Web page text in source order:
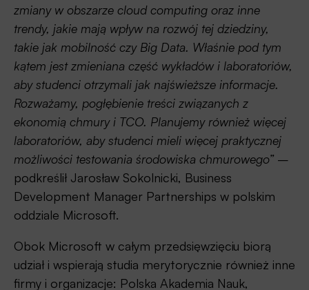
zmiany w obszarze cloud computing oraz inne
trendy, jakie mają wpływ na rozwój tej dziedziny,
takie jak mobilność czy Big Data. Właśnie pod tym
kątem jest zmieniana część wykładów i laboratoriów,
aby studenci otrzymali jak najświeższe informacje.
Rozważamy, pogłębienie treści związanych z
ekonomią chmury i TCO. Planujemy również więcej
laboratoriów, aby studenci mieli więcej praktycznej
możliwości testowania środowiska chmurowego” –
podkreślił Jarosław Sokolnicki, Business
Development Manager Partnerships w polskim
oddziale Microsoft.
Obok Microsoft w całym przedsięwzięciu biorą
udział i wspierają studia merytorycznie również inne
firmy i organizacje: Polska Akademia Nauk,